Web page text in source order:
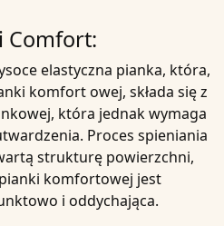
Comfort:
elastyczna pianka, która,
komfortowej, składa się z
która jednak wymaga
Proces spieniania
strukturę powierzchni,
komfortowej jest
i oddychająca.